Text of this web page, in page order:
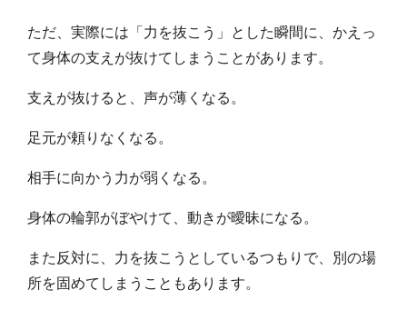
ただ、実際には「力を抜こう」とした瞬間に、かえっ
て身体の支えが抜けてしまうことがあります。
支えが抜けると、声が薄くなる。
足元が頼りなくなる。
相手に向かう力が弱くなる。
身体の輪郭がぼやけて、動きが曖昧になる。
また反対に、力を抜こうとしているつもりで、別の場
所を固めてしまうこともあります。